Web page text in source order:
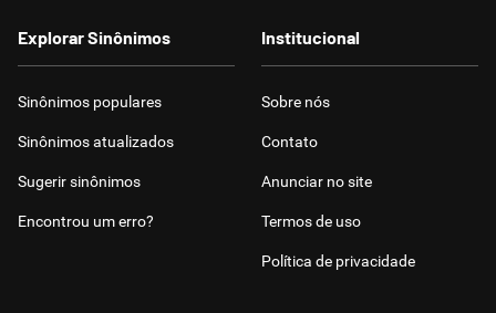
Explorar Sinônimos
Sinônimos populares
Sinônimos atualizados
Sugerir sinônimos
Encontrou um erro?
Institucional
Sobre nós
Contato
Anunciar no site
Termos de uso
Política de privacidade